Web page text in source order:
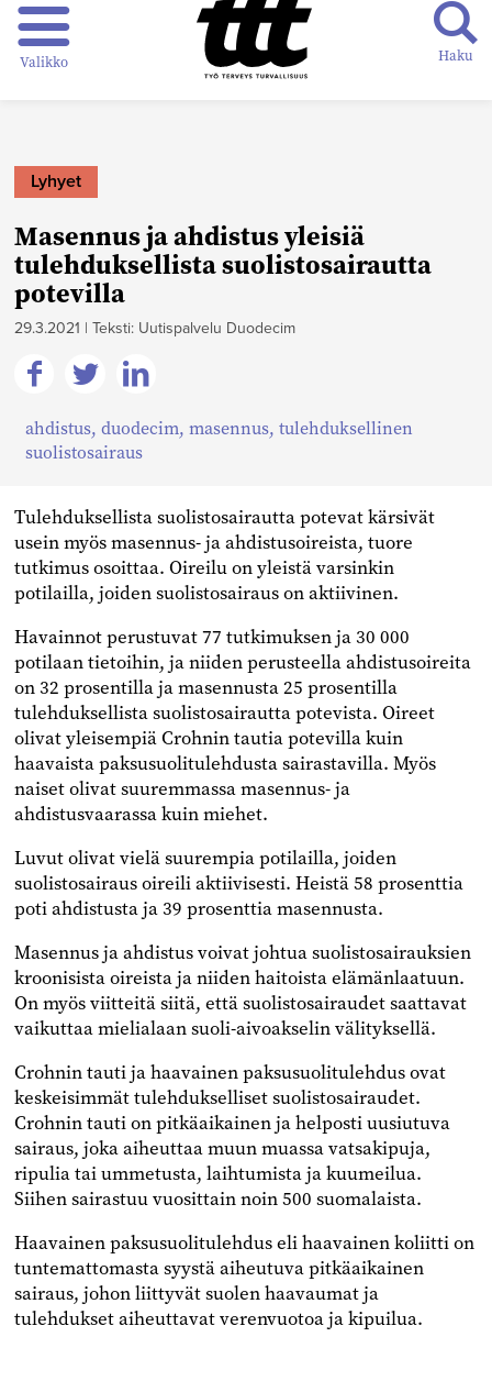
Valikko Haku
Lyhyet
Masennus ja ahdistus yleisiä
tulehduksellista suolistosairautta
potevilla
29.3.2021 | Teksti: Uutispalvelu Duodecim
Jaa
Facebookissa
Jaa
Twitterissä
Jaa
Linkedinissä
ahdistus, duodecim, masennus, tulehduksellinen
suolistosairaus
Tulehduksellista suolistosairautta potevat kärsivät
usein myös masennus- ja ahdistusoireista, tuore
tutkimus osoittaa. Oireilu on yleistä varsinkin
potilailla, joiden suolistosairaus on aktiivinen.
Havainnot perustuvat 77 tutkimuksen ja 30 000
potilaan tietoihin, ja niiden perusteella ahdistusoireita
on 32 prosentilla ja masennusta 25 prosentilla
tulehduksellista suolistosairautta potevista. Oireet
olivat yleisempiä Crohnin tautia potevilla kuin
haavaista paksusuolitulehdusta sairastavilla. Myös
naiset olivat suuremmassa masennus- ja
ahdistusvaarassa kuin miehet.
Luvut olivat vielä suurempia potilailla, joiden
suolistosairaus oireili aktiivisesti. Heistä 58 prosenttia
poti ahdistusta ja 39 prosenttia masennusta.
Masennus ja ahdistus voivat johtua suolistosairauksien
kroonisista oireista ja niiden haitoista elämänlaatuun.
On myös viitteitä siitä, että suolistosairaudet saattavat
vaikuttaa mielialaan suoli-aivoakselin välityksellä.
Crohnin tauti ja haavainen paksusuolitulehdus ovat
keskeisimmät tulehdukselliset suolistosairaudet.
Crohnin tauti on pitkäaikainen ja helposti uusiutuva
sairaus, joka aiheuttaa muun muassa vatsakipuja,
ripulia tai ummetusta, laihtumista ja kuumeilua.
Siihen sairastuu vuosittain noin 500 suomalaista.
Haavainen paksusuolitulehdus eli haavainen koliitti on
tuntemattomasta syystä aiheutuva pitkäaikainen
sairaus, johon liittyvät suolen haavaumat ja
tulehdukset aiheuttavat verenvuotoa ja kipuilua.